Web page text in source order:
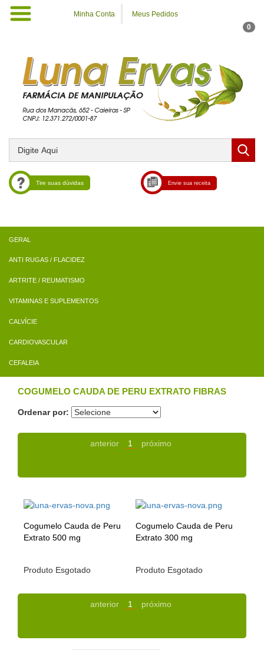
Minha Conta
Meus Pedidos
0
Tire suas dúvidas Envie sua receita
ANTI RUGAS / FLACIDEZ
ARTRITE / REUMATISMO
VITAMINAS E SUPLEMENTOS
CALVÍCIE
CARDIOVASCULAR
CEFALEIA
COGUMELO CAUDA DE PERU EXTRATO FIBRAS
Ordenar por:
anterior 1 próximo
Cogumelo Cauda de Peru
Extrato 500 mg
Produto Esgotado
Cogumelo Cauda de Peru
Extrato 300 mg
Produto Esgotado
anterior 1 próximo